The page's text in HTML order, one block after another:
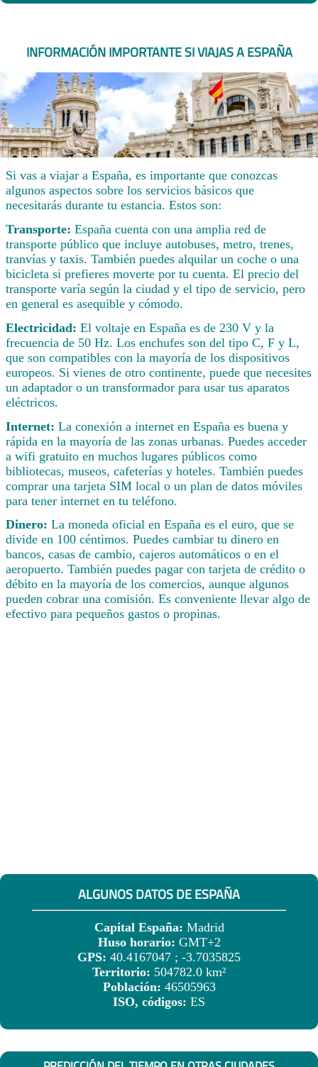
INFORMACIÓN IMPORTANTE SI VIAJAS A ESPAÑA
Si vas a viajar a España, es importante que conozcas
algunos aspectos sobre los servicios básicos que
necesitarás durante tu estancia. Estos son:
Transporte: España cuenta con una amplia red de
transporte público que incluye autobuses, metro, trenes,
tranvías y taxis. También puedes alquilar un coche o una
bicicleta si prefieres moverte por tu cuenta. El precio del
transporte varía según la ciudad y el tipo de servicio, pero
en general es asequible y cómodo.
Electricidad: El voltaje en España es de 230 V y la
frecuencia de 50 Hz. Los enchufes son del tipo C, F y L,
que son compatibles con la mayoría de los dispositivos
europeos. Si vienes de otro continente, puede que necesites
un adaptador o un transformador para usar tus aparatos
eléctricos.
Internet: La conexión a internet en España es buena y
rápida en la mayoría de las zonas urbanas. Puedes acceder
a wifi gratuito en muchos lugares públicos como
bibliotecas, museos, cafeterías y hoteles. También puedes
comprar una tarjeta SIM local o un plan de datos móviles
para tener internet en tu teléfono.
Dinero: La moneda oficial en España es el euro, que se
divide en 100 céntimos. Puedes cambiar tu dinero en
bancos, casas de cambio, cajeros automáticos o en el
aeropuerto. También puedes pagar con tarjeta de crédito o
débito en la mayoría de los comercios, aunque algunos
pueden cobrar una comisión. Es conveniente llevar algo de
efectivo para pequeños gastos o propinas.
ALGUNOS DATOS DE ESPAÑA
Capital España: Madrid
Huso horario: GMT+2
GPS: 40.4167047 ; -3.7035825
Territorio: 504782.0 km²
Población: 46505963
ISO, códigos: ES